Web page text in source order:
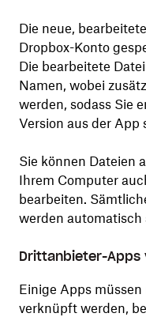
Die neue,
Dropbox-Konto
Die bearbeitete
Namen, wobei
werden, sodass Sie
Version aus der App
Sie können Dateien
Ihrem Computer
bearbeiten.
werden automatisch
Drittanbieter-Apps
Einige Apps
verknüpft werden,